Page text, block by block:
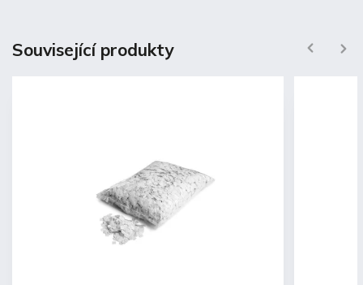
Související produkty Previous Next